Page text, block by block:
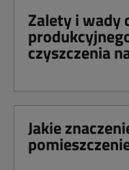
Zalety i wady
czyszczenia
Jakie